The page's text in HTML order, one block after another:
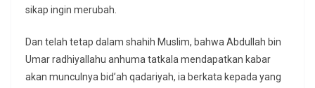
sikap ingin merubah.
Dan telah tetap dalam shahih Muslim, bahwa Abdullah bin
Umar radhiyallahu anhuma tatkala mendapatkan kabar
akan munculnya bid’ah qadariyah, ia berkata kepada yang